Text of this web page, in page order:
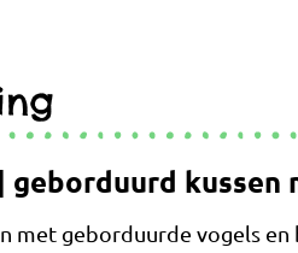
geborduurd kussen
met geborduurde vogels